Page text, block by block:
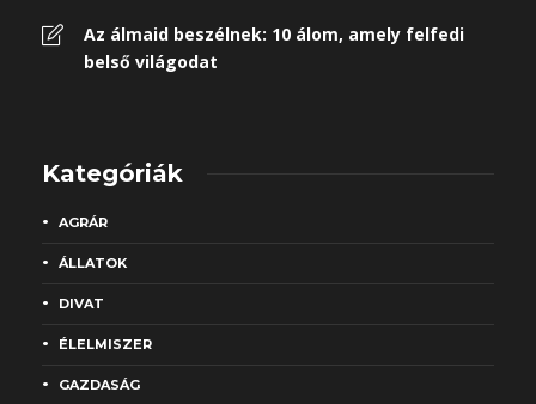
Az álmaid beszélnek: 10 álom, amely felfedi
belső világodat
Kategóriák
AGRÁR
ÁLLATOK
DIVAT
ÉLELMISZER
GAZDASÁG